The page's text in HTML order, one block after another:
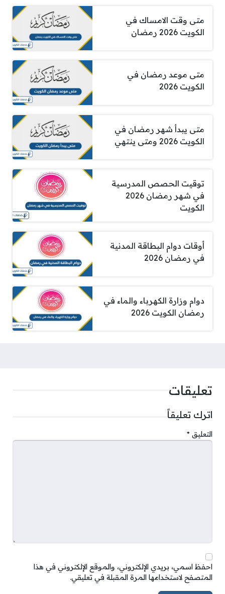
متى وقت الامساك في
الكويت 2026 رمضان
متى موعد رمضان في
الكويت 2026
متى يبدأ شهر رمضان في
الكويت 2026 ومتى ينتهي
توقيت الحصص المدرسية
في شهر رمضان 2026
الكويت
أوقات دوام البطاقة المدنية
في رمضان 2026
دوام وزارة الكهرباء والماء في
رمضان الكويت 2026
تعليقات
اترك تعليقاً
التعليق *
احفظ اسمي، بريدي الإلكتروني، والموقع الإلكتروني في هذا
المتصفح لاستخدامها المرة المقبلة في تعليقي.